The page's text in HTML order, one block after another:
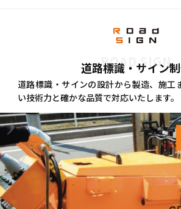
ROAD SIGN
道路標識・サイン
道路標識・サインの設計から製造、施工
い技術力と確かな品質で対応いたします。